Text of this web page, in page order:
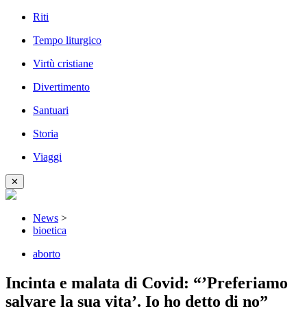
Riti
Tempo liturgico
Virtù cristiane
Divertimento
Santuari
Storia
Viaggi
✕
News >
bioetica
aborto
Incinta e malata di Covid: “’Preferiamo
salvare la sua vita’. Io ho detto di no”